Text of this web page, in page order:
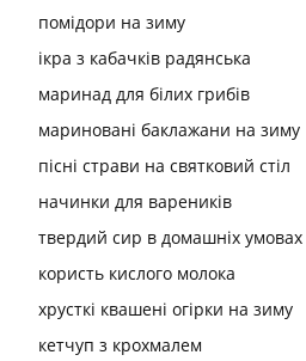
помідори на зиму
ікра з кабачків радянська
маринад для білих грибів
мариновані баклажани на зиму
пісні страви на святковий стіл
начинки для вареників
твердий сир в домашніх умовах
користь кислого молока
хрусткі квашені огірки на зиму
кетчуп з крохмалем